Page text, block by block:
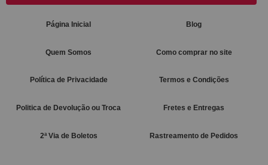
Página Inicial Blog
Quem Somos Como comprar no site
Política de Privacidade Termos e Condições
Politica de Devolução ou Troca Fretes e Entregas
2ª Via de Boletos Rastreamento de Pedidos